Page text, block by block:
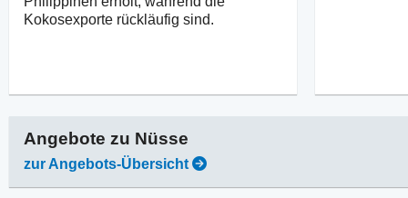
Kokosexporte rückläufig sind.
Angebote zu Nüsse
zur Angebots-Übersicht